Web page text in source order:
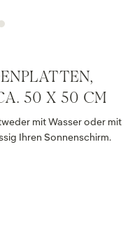
50 X 50 CM
mit Wasser oder mit
Ihren Sonnenschirm.